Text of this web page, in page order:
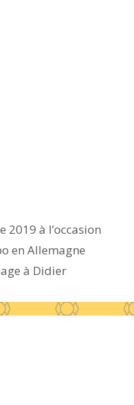
2019 à l’occasion
en Allemagne
à Didier